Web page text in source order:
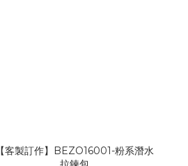
【客製訂作】BEZO16001-粉系潛水